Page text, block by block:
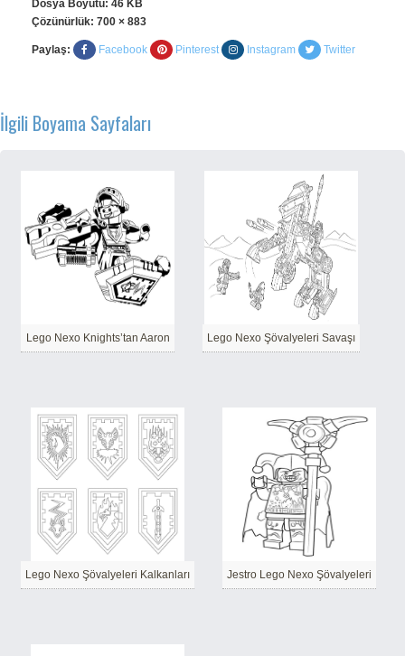
Dosya Boyutu: 46 KB
Çözünürlük: 700 × 883
Paylaş: Facebook Pinterest Instagram Twitter
İlgili Boyama Sayfaları
Lego Nexo Knights’tan Aaron Lego Nexo Şövalyeleri Savaşı
Lego Nexo Şövalyeleri Kalkanları Jestro Lego Nexo Şövalyeleri